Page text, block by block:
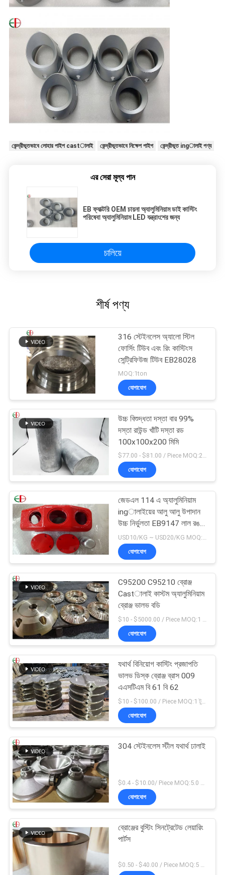
কেন্দ্রীভূতভাবে লোহার পাইপ castালাই কেন্দ্রীভূতভাবে নিক্ষেপ পাইপ কেন্দ্রীভূত ingালাই পণ্য
এর সেরা মূল্য পান
EB ফ্যাক্টরি OEM চায়না অ্যালুমিনিয়াম ডাই কাস্টিং
পরিষেবা অ্যালুমিনিয়াম LED যন্ত্রাংশের জন্য
চালিয়ে
শীর্ষ পণ্য
316 স্টেইনলেস অ্যালো স্টিল
ফোর্সিং টিউব এবং রিং কাস্টিংস
সেন্ট্রিফিউজ টিউব EB28028
MOQ:1ton
যোগাযোগ
উচ্চ বিশুদ্ধতা দস্তা বার 99%
দস্তা রাউন্ড খাঁটি দস্তা রড
100x100x200 মিমি
$77.00 - $81.00 / Piece MOQ:2 আসন
যোগাযোগ
জেডএল 114 এ অ্যালুমিনিয়াম
ingালাইয়ের আলু আলু উপাদান
উচ্চ নির্ভুলতা EB9147 লাল রঙ
14
USD10/KG ~ USD20/KG MOQ:50kg
যোগাযোগ
C95200 C95210 ব্রোঞ্জ
Castালাই কাস্টম অ্যালুমিনিয়াম
ব্রোঞ্জ ভালভ বডি
যোগাযোগ
যথার্থ বিনিয়োগ কাস্টিং প্রজাপতি
ভালভ ডিস্ক ব্রোঞ্জ ব্রাস 009
এএসটিএম বি 61 বি 62
যোগাযোগ
304 স্টেইনলেস স্টীল যথার্থ ঢালাই
$0.4 - $10.00/ Piece MOQ:5.0 কিলোগ্রাম
যোগাযোগ
ব্রোঞ্জের বুস্টিং সিনট্রেটেড লেয়ারিং
পার্টস
$0.50 - $40.00 / Piece MOQ:5 টি টুকরা